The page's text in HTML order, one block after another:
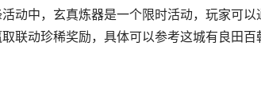
动中，玄真炼器是一个限时活动，玩家可
联动珍稀奖励，具体可以参考这城有良田